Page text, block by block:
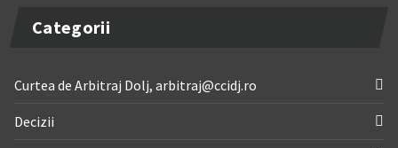
Categorii
Curtea de Arbitraj Dolj, arbitraj@ccidj.ro
Decizii